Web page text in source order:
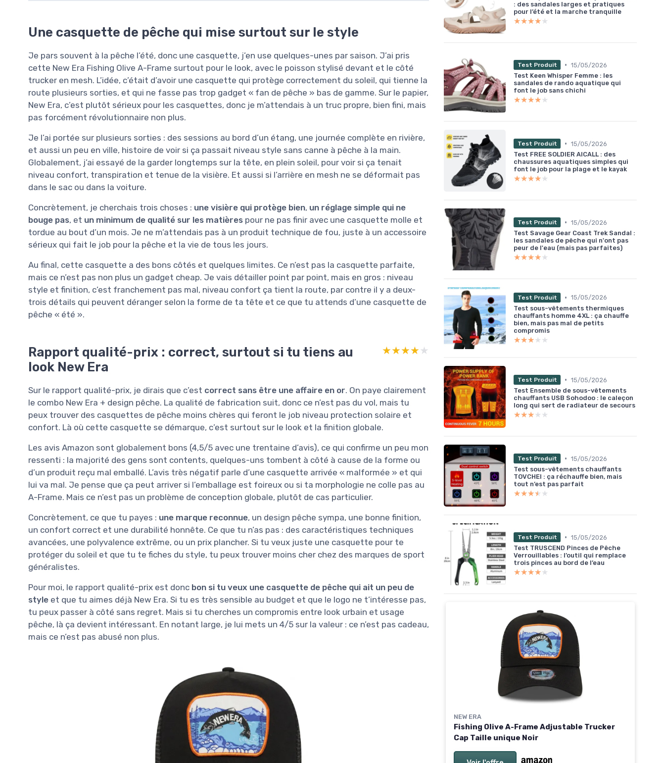
Une casquette de pêche qui mise surtout sur le style
Je pars souvent à la pêche l’été, donc une casquette, j’en use quelques-unes par saison. J’ai pris
cette New Era Fishing Olive A-Frame surtout pour le look, avec le poisson stylisé devant et le côté
trucker en mesh. L’idée, c’était d’avoir une casquette qui protège correctement du soleil, qui tienne la
route plusieurs sorties, et qui ne fasse pas trop gadget « fan de pêche » bas de gamme. Sur le papier,
New Era, c’est plutôt sérieux pour les casquettes, donc je m’attendais à un truc propre, bien fini, mais
pas forcément révolutionnaire non plus.
Je l’ai portée sur plusieurs sorties : des sessions au bord d’un étang, une journée complète en rivière,
et aussi un peu en ville, histoire de voir si ça passait niveau style sans canne à pêche à la main.
Globalement, j’ai essayé de la garder longtemps sur la tête, en plein soleil, pour voir si ça tenait
niveau confort, transpiration et tenue de la visière. Et aussi si l’arrière en mesh ne se déformait pas
dans le sac ou dans la voiture.
Concrètement, je cherchais trois choses : une visière qui protège bien, un réglage simple qui ne
bouge pas, et un minimum de qualité sur les matières pour ne pas finir avec une casquette molle et
tordue au bout d’un mois. Je ne m’attendais pas à un produit technique de fou, juste à un accessoire
sérieux qui fait le job pour la pêche et la vie de tous les jours.
Au final, cette casquette a des bons côtés et quelques limites. Ce n’est pas la casquette parfaite,
mais ce n’est pas non plus un gadget cheap. Je vais détailler point par point, mais en gros : niveau
style et finition, c’est franchement pas mal, niveau confort ça tient la route, par contre il y a deux-
trois détails qui peuvent déranger selon la forme de ta tête et ce que tu attends d’une casquette de
pêche « été ».
Rapport qualité-prix : correct, surtout si tu tiens au
look New Era
★★★★★
★★★★★
Sur le rapport qualité-prix, je dirais que c’est correct sans être une affaire en or. On paye clairement
le combo New Era + design pêche. La qualité de fabrication suit, donc ce n’est pas du vol, mais tu
peux trouver des casquettes de pêche moins chères qui feront le job niveau protection solaire et
confort. Là où cette casquette se démarque, c’est surtout sur le look et la finition globale.
Les avis Amazon sont globalement bons (4,5/5 avec une trentaine d’avis), ce qui confirme un peu mon
ressenti : la majorité des gens sont contents, quelques-uns tombent à côté à cause de la forme ou
d’un produit reçu mal emballé. L’avis très négatif parle d’une casquette arrivée « malformée » et qui
lui va mal. Je pense que ça peut arriver si l’emballage est foireux ou si ta morphologie ne colle pas au
A-Frame. Mais ce n’est pas un problème de conception globale, plutôt de cas particulier.
Concrètement, ce que tu payes : une marque reconnue, un design pêche sympa, une bonne finition,
un confort correct et une durabilité honnête. Ce que tu n’as pas : des caractéristiques techniques
avancées, une polyvalence extrême, ou un prix plancher. Si tu veux juste une casquette pour te
protéger du soleil et que tu te fiches du style, tu peux trouver moins cher chez des marques de sport
généralistes.
Pour moi, le rapport qualité-prix est donc bon si tu veux une casquette de pêche qui ait un peu de
style et que tu aimes déjà New Era. Si tu es très sensible au budget et que le logo ne t’intéresse pas,
tu peux passer à côté sans regret. Mais si tu cherches un compromis entre look urbain et usage
pêche, là ça devient intéressant. En notant large, je lui mets un 4/5 sur la valeur : ce n’est pas cadeau,
mais ce n’est pas abusé non plus.
: des sandales larges et pratiques
pour l’été et la marche tranquille
★★★★★
★★★★★
Test Produit • 15/05/2026
Test Keen Whisper Femme : les
sandales de rando aquatique qui
font le job sans chichi
★★★★★
★★★★★
Test Produit • 15/05/2026
Test FREE SOLDIER AICALL : des
chaussures aquatiques simples qui
font le job pour la plage et le kayak
★★★★★
★★★★★
Test Produit • 15/05/2026
Test Savage Gear Coast Trek Sandal :
les sandales de pêche qui n'ont pas
peur de l'eau (mais pas parfaites)
★★★★★
★★★★★
Test Produit • 15/05/2026
Test sous-vêtements thermiques
chauffants homme 4XL : ça chauffe
bien, mais pas mal de petits
compromis
★★★★★
★★★★★
Test Produit • 15/05/2026
Test Ensemble de sous-vêtements
chauffants USB Sohodoo : le caleçon
long qui sert de radiateur de secours
★★★★★
★★★★★
Test Produit • 15/05/2026
Test sous-vêtements chauffants
TOVCHEI : ça réchauffe bien, mais
tout n’est pas parfait
★★★★★
★★★★★
Test Produit • 15/05/2026
Test TRUSCEND Pinces de Pêche
Verrouillables : l’outil qui remplace
trois pinces au bord de l’eau
★★★★★
★★★★★
NEW ERA
Fishing Olive A-Frame Adjustable Trucker
Cap Taille unique Noir